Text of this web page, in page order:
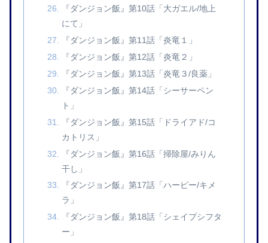
『ダンジョン飯』第10話「大ガエル/地上
にて」
『ダンジョン飯』第11話「炎竜１」
『ダンジョン飯』第12話「炎竜２」
『ダンジョン飯』第13話「炎竜３/良薬」
『ダンジョン飯』第14話「シーサーペン
ト」
『ダンジョン飯』第15話「ドライアド/コ
カトリス」
『ダンジョン飯』第16話「掃除屋/みりん
干し」
『ダンジョン飯』第17話「ハーピー/キメ
ラ」
『ダンジョン飯』第18話「シェイプシフタ
ー」